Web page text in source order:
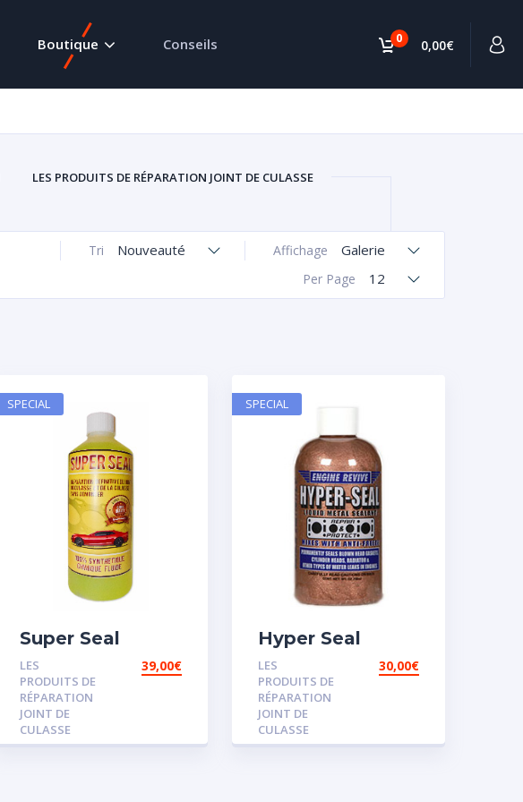
0 0,00€
Boutique Conseils
LES PRODUITS DE RÉPARATION JOINT DE CULASSE
Affichage Galerie
Tri Nouveauté
Per Page 12
Super Seal
LES
PRODUITS DE
RÉPARATION
JOINT DE
CULASSE
39,00€
SPECIAL
Hyper Seal
LES
PRODUITS DE
RÉPARATION
JOINT DE
CULASSE
30,00€
SPECIAL